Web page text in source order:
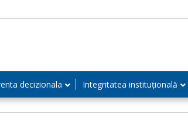
decizionala Integritatea instituțională